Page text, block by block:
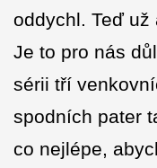
oddychl. Teď už
Je to pro nás
sérii tří
spodních pater
co nejlépe,